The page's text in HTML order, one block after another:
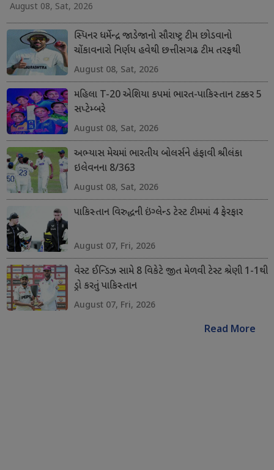
August 08, Sat, 2026
સ્પિનર ધર્મેન્દ્ર જાડેજાનો સૌરાષ્ટ્ર ટીમ છોડવાનો
ચોંકાવનારો નિર્ણય હવેથી છત્તીસગઢ ટીમ તરફથી
ડોમેસ્ટિક ક્રિકેટ રમશે
August 08, Sat, 2026
મહિલા T-20 એશિયા કપમાં ભારત-પાકિસ્તાન ટક્કર 5
સપ્ટેમ્બરે
August 08, Sat, 2026
અભ્યાસ મેચમાં ભારતીય બોલર્સને હંફાવી શ્રીલંકા
ઇલેવનના 8/363
August 08, Sat, 2026
પાકિસ્તાન વિરુદ્ધની ઇંગ્લેન્ડ ટેસ્ટ ટીમમાં 4 ફેરફાર
August 07, Fri, 2026
વેસ્ટ ઈન્ડિઝ સામે 8 વિકેટે જીત મેળવી ટેસ્ટ શ્રેણી 1-1થી
ડ્રો કરતું પાકિસ્તાન
August 07, Fri, 2026
Read More